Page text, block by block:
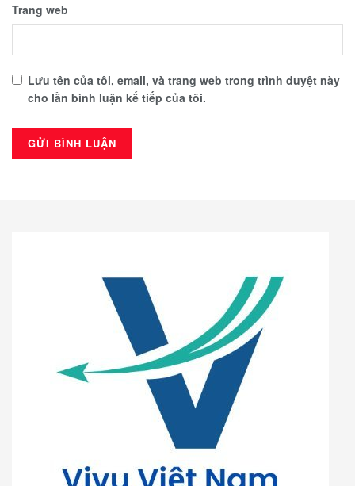
Trang web
Lưu tên của tôi, email, và trang web trong trình duyệt này
cho lần bình luận kế tiếp của tôi.